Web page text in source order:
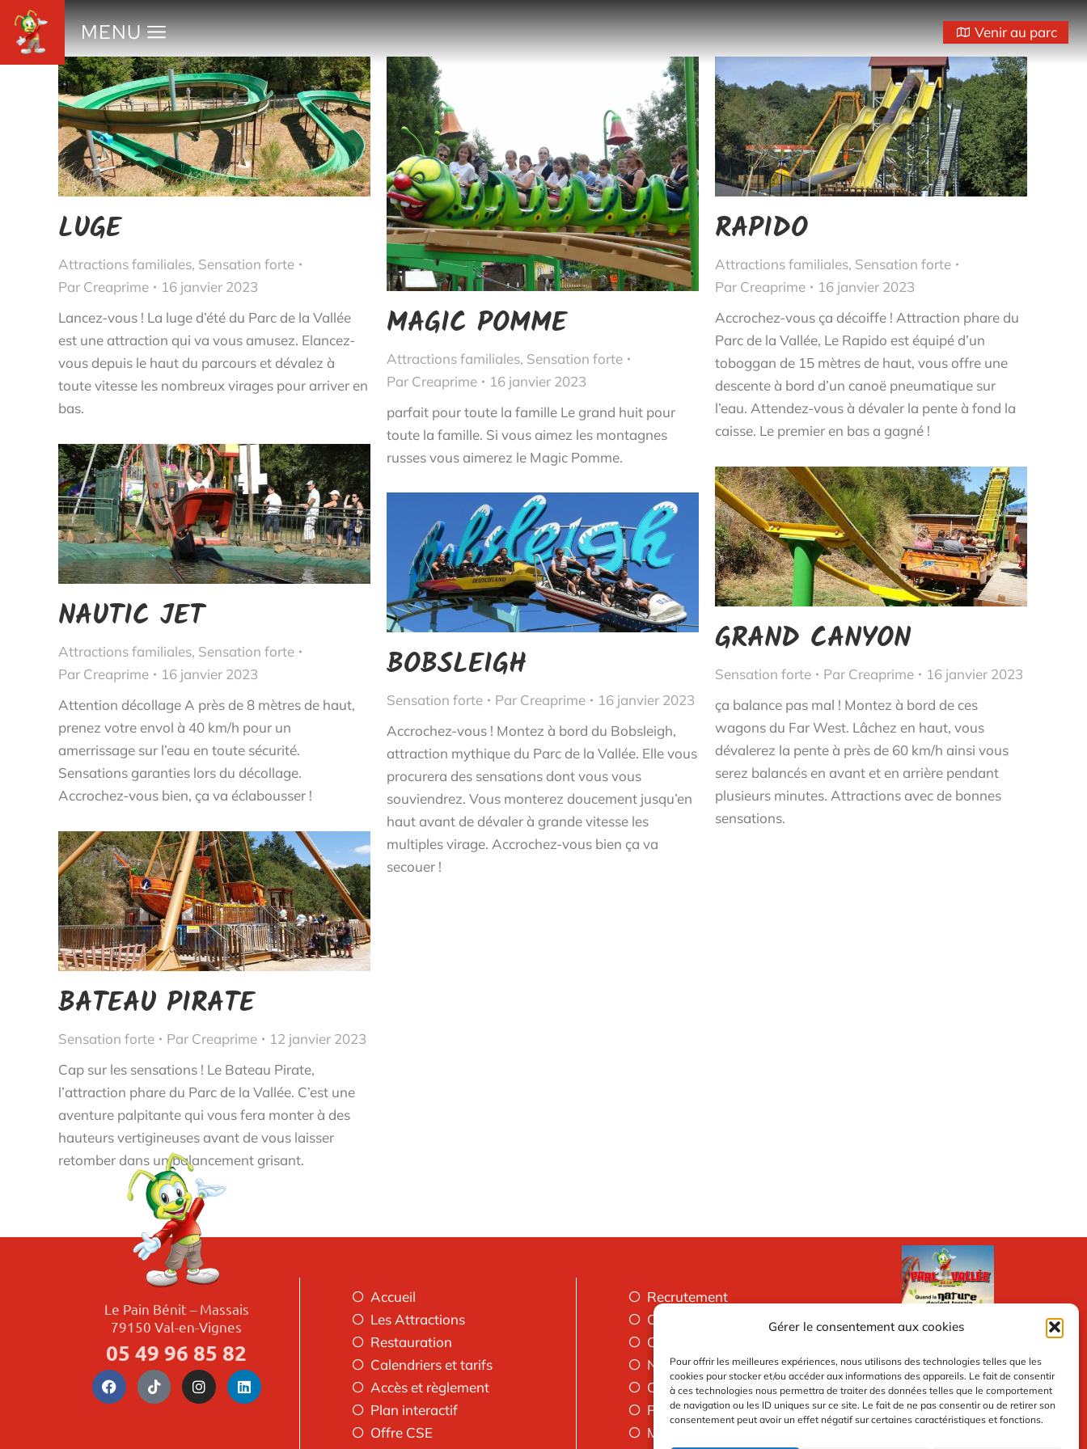
Gérer le consentement aux cookies
Pour offrir les meilleures expériences, nous utilisons des technologies telles que les
cookies pour stocker et/ou accéder aux informations des appareils. Le fait de consentir
à ces technologies nous permettra de traiter des données telles que le comportement
de navigation ou les ID uniques sur ce site. Le fait de ne pas consentir ou de retirer son
consentement peut avoir un effet négatif sur certaines caractéristiques et fonctions.
MENU Venir au parc
LUGE
Attractions familiales, Sensation forte
Par Creaprime
16 janvier 2023
Lancez-vous ! La luge d’été du Parc de la Vallée
est une attraction qui va vous amusez. Elancez-
vous depuis le haut du parcours et dévalez à
toute vitesse les nombreux virages pour arriver en
bas.
MAGIC POMME
Attractions familiales, Sensation forte
Par Creaprime
16 janvier 2023
parfait pour toute la famille Le grand huit pour
toute la famille. Si vous aimez les montagnes
russes vous aimerez le Magic Pomme.
RAPIDO
Attractions familiales, Sensation forte
Par Creaprime
16 janvier 2023
Accrochez-vous ça décoiffe ! Attraction phare du
Parc de la Vallée, Le Rapido est équipé d’un
toboggan de 15 mètres de haut, vous offre une
descente à bord d’un canoë pneumatique sur
l’eau. Attendez-vous à dévaler la pente à fond la
caisse. Le premier en bas a gagné !
NAUTIC JET
Attractions familiales, Sensation forte
Par Creaprime
16 janvier 2023
Attention décollage A près de 8 mètres de haut,
prenez votre envol à 40 km/h pour un
amerrissage sur l’eau en toute sécurité.
Sensations garanties lors du décollage.
Accrochez-vous bien, ça va éclabousser !
GRAND CANYON
Sensation forte Par Creaprime
16 janvier 2023
ça balance pas mal ! Montez à bord de ces
wagons du Far West. Lâchez en haut, vous
dévalerez la pente à près de 60 km/h ainsi vous
serez balancés en avant et en arrière pendant
plusieurs minutes. Attractions avec de bonnes
sensations.
BOBSLEIGH
Sensation forte Par Creaprime
16 janvier 2023
Accrochez-vous ! Montez à bord du Bobsleigh,
attraction mythique du Parc de la Vallée. Elle vous
procurera des sensations dont vous vous
souviendrez. Vous monterez doucement jusqu’en
haut avant de dévaler à grande vitesse les
multiples virage. Accrochez-vous bien ça va
secouer !
BATEAU PIRATE
Sensation forte Par Creaprime
12 janvier 2023
Cap sur les sensations ! Le Bateau Pirate,
l’attraction phare du Parc de la Vallée. C’est une
aventure palpitante qui vous fera monter à des
hauteurs vertigineuses avant de vous laisser
retomber dans un balancement grisant.
Le Pain Bénit – Massais
79150 Val-en-Vignes
05 49 96 85 82
Accueil
Les Attractions
Restauration
Calendriers et tarifs
Accès et règlement
Plan interactif
Offre CSE
Recrutement
Objet perdus ?
Calculer mon itinéraire
Nous contacter
Conditions générales de vente
Politique de confidentialité
Mentions légales